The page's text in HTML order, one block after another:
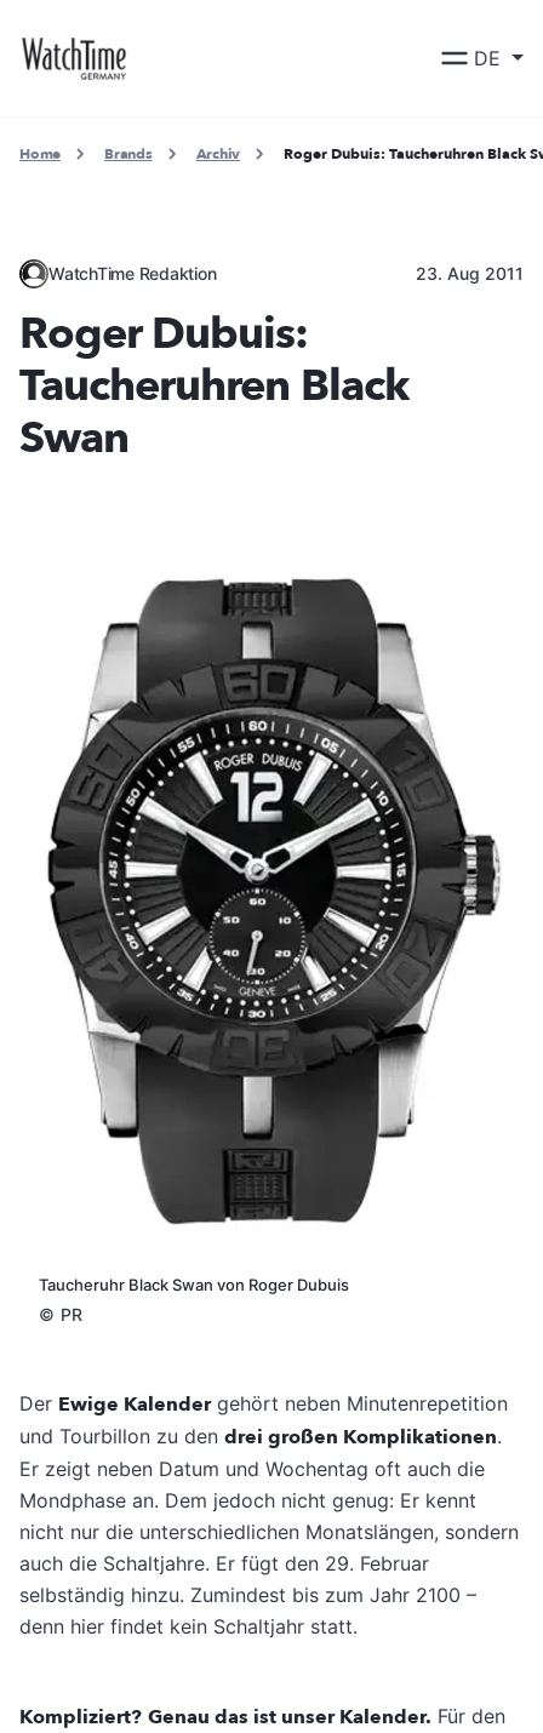
DE
Home Brands Archiv Roger Dubuis: Taucheruhren Black
WatchTime Redaktion 23. Aug 2011
Roger Dubuis:
Taucheruhren Black
Swan
Taucheruhr Black Swan von Roger Dubuis
© PR
Der Ewige Kalendergehört neben Minutenrepetition
und Tourbillon zu den drei großen Komplikationen.
Er zeigt neben Datum und Wochentag oft auch die
Mondphase an. Dem jedoch nicht genug: Er kennt
nicht nur die unterschiedlichen Monatslängen, sondern
auch die Schaltjahre. Er fügt den 29. Februar
selbständig hinzu. Zumindest bis zum Jahr 2100 –
denn hier findet kein Schaltjahr statt.
Kompliziert? Genau das ist unser Kalender. Für den